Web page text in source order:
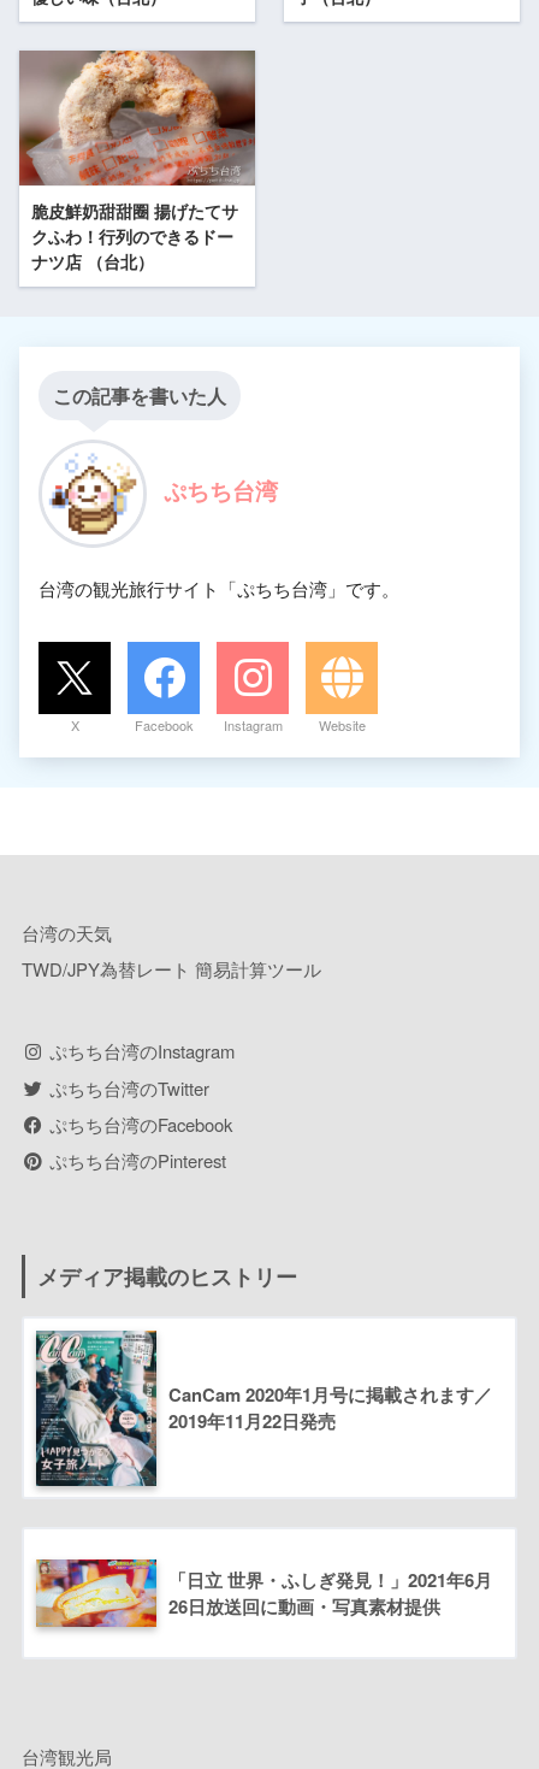
脆皮鮮奶甜甜圈 揚げたてサ
クふわ！行列のできるドー
ナツ店 （台北）
この記事を書いた人
ぷちち台湾
台湾の観光旅行サイト「ぷちち台湾」です。
X Facebook Instagram Website
台湾の天気
TWD/JPY為替レート 簡易計算ツール
ぷちち台湾のInstagram
ぷちち台湾のTwitter
ぷちち台湾のFacebook
ぷちち台湾のPinterest
メディア掲載のヒストリー
CanCam 2020年1月号に掲載されます／
2019年11月22日発売
「日立 世界・ふしぎ発見！」2021年6月
26日放送回に動画・写真素材提供
台湾観光局